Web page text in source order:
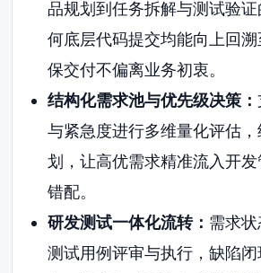
品规划到任务拆解与测试验
何底层代码提交均能向上回
保交付不偏离业务初衷。
结构化需求池与优先级决策：
与紧急度进行多维量化评估
划，让高优需求精准流入开
错配。
研发测试一体化流转： 需求
测试用例评审与执行，缺陷